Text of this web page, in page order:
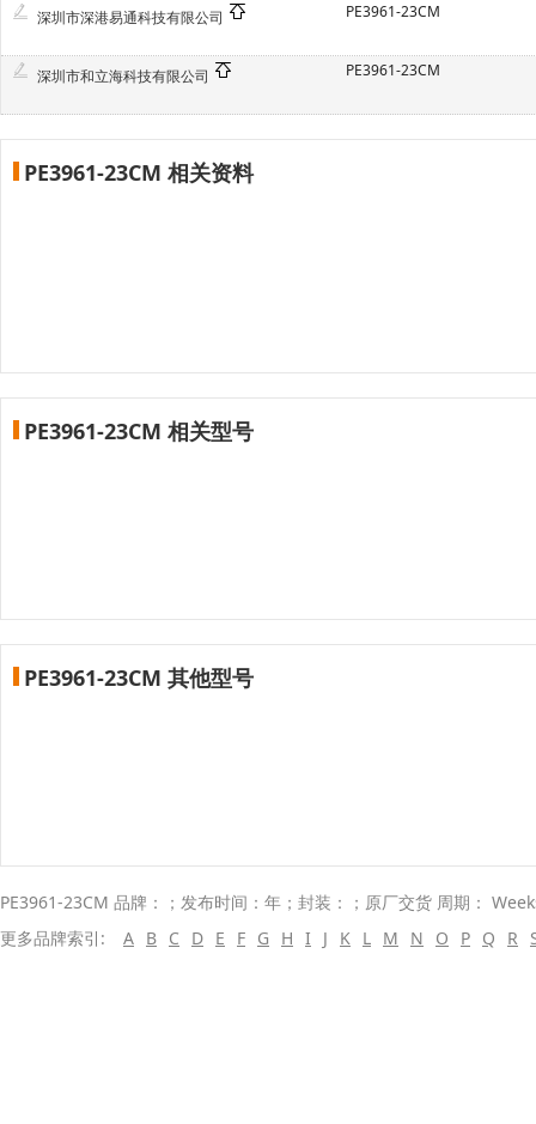
深圳市深港易通科技有限公司
PE3961-23CM
深圳市和立海科技有限公司 PE3961-23CM
PE3961-23CM 相关资料
PE3961-23CM 相关型号
PE3961-23CM 其他型号
PE3961-23CM 品牌：；发布时间：年；封装：；原厂交货 周期：
更多品牌索引:
A B C D E F G H I J K L M N O P Q R